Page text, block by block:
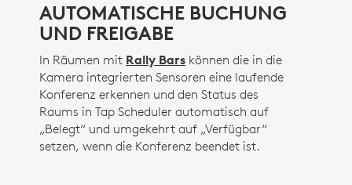
AUTOMATISCHE BUCHUNG
UND FREIGABE
In Räumen mit Rally Bars können die in die
Kamera integrierten Sensoren eine laufende
Konferenz erkennen und den Status des
Raums in Tap Scheduler automatisch auf
„Belegt“ und umgekehrt auf „Verfügbar“
setzen, wenn die Konferenz beendet ist.